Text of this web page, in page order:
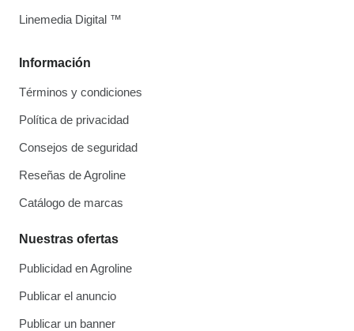
Información
Términos y condiciones
Política de privacidad
Consejos de seguridad
Reseñas de Agroline
Catálogo de marcas
Nuestras ofertas
Publicidad en Agroline
Publicar el anuncio
Publicar un banner
Linemedia Digital ™